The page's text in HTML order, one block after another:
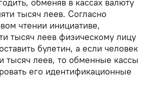
тысяч леев. Согласно
чтении инициативе,
тысяч леев физическому лицу
булетин, а если человек
тысяч леев, то обменные кассы
его идентификационные